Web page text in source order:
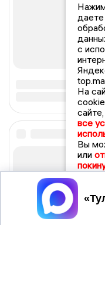
даете
с
На
все
Вы
или